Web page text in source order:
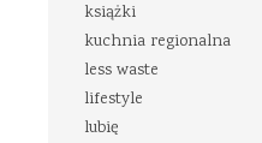
książki
kuchnia regionalna
less waste
lifestyle
lubię